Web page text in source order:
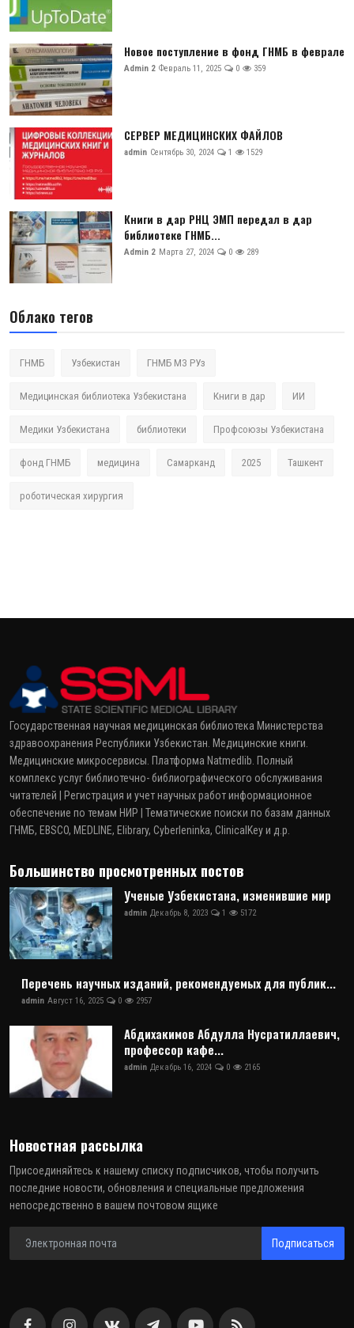
Новое поступление в фонд ГНМБ в феврале
Admin 2 Февраль 11, 2025 0 359
СЕРВЕР МЕДИЦИНСКИХ ФАЙЛОВ
admin Сентябрь 30, 2024 1 1529
Книги в дар РНЦ ЭМП передал в дар
библиотеке ГНМБ...
Admin 2 Марта 27, 2024 0 289
Облако тегов
ГНМБ Узбекистан ГНМБ МЗ РУз
Медицинская библиотека Узбекистана Книги в дар ИИ
Медики Узбекистана библиотеки Профсоюзы Узбекистана
фонд ГНМБ медицина Самарканд 2025 Ташкент
роботическая хирургия
Государственная научная медицинская библиотека Министерства
здравоохранения Республики Узбекистан. Медицинские книги.
Медицинские микросервисы. Платформа Natmedlib. Полный
комплекс услуг библиотечно- библиографического обслуживания
читателей | Регистрация и учет научных работ информационное
обеспечение по темам НИР | Тематические поиски по базам данных
ГНМБ, EBSCO, MEDLINE, Elibrary, Cyberleninka, ClinicalKey и д.р.
Большинство просмотренных постов
Ученые Узбекистана, изменившие мир
admin Декабрь 8, 2023 1 5172
Перечень научных изданий, рекомендуемых для публик...
admin Август 16, 2025 0 2957
Абдихакимов Абдулла Нусратиллаевич,
профессор кафе...
admin Декабрь 16, 2024 0 2165
Новостная рассылка
Присоединяйтесь к нашему списку подписчиков, чтобы получить
последние новости, обновления и специальные предложения
непосредственно в вашем почтовом ящике
Подписаться